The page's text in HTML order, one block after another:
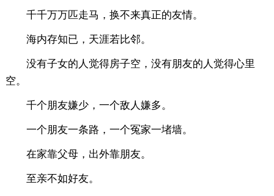
千千万万匹走马，换不来真正的友情。
海内存知已，天涯若比邻。
没有子女的人觉得房子空，没有朋友的人觉得心里
空。
千个朋友嫌少，一个敌人嫌多。
一个朋友一条路，一个冤家一堵墙。
在家靠父母，出外靠朋友。
至亲不如好友。